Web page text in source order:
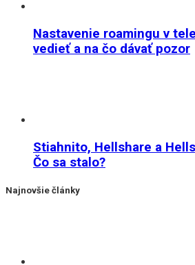
Nastavenie roamingu v
vedieť a na čo dávať pozor
Stiahnito, Hellshare a
Čo sa stalo?
Najnovšie články